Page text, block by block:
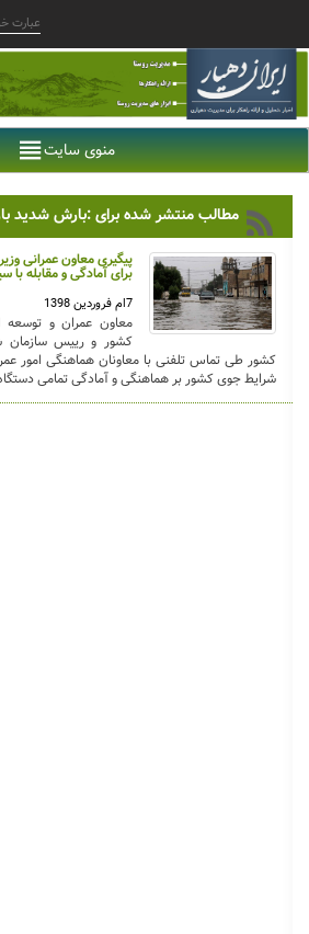
منوی سایت
مطالب منتشر شده برای :بارش شدید
پیگیری معاون عمرانی
برای آمادگی و مقابله با
7ام فروردین 1398
معاون عمران و توسعه
کشور و رییس سازمان
کشور طی تماس تلفنی با معاونان هماهنگی امور
شرایط جوی کشور بر هماهنگی و آمادگی تمامی